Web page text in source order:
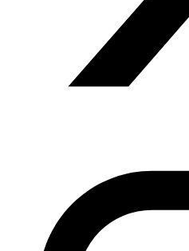
impulsando dinámicas
sorprendente los
saltaban a la esfera pública
innovando usos sociales
gestionando de forma
Las esperanzas de cambio
árabes han ido
desestabilización de la zona,
inercias continuistas. Pero